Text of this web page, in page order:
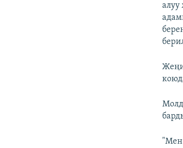
алуу
"Мен